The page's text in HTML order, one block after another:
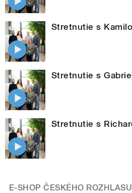
Stretnutie s
Stretnutie s
Stretnutie s
E-SHOP ČESKÉHO ROZHLASU